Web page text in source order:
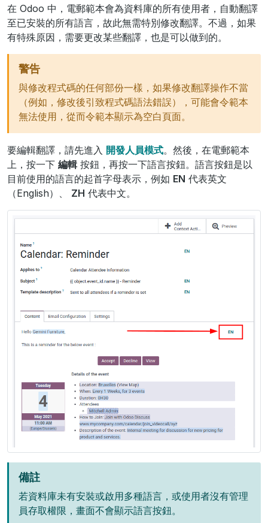
在 Odoo 中，電郵範本會為資料庫的所有使用者，自動翻譯
至已安裝的所有語言，故此無需特別修改翻譯。不過，如果
有特殊原因，需要更改某些翻譯，也是可以做到的。
警告
與修改程式碼的任何部份一樣，如果修改翻譯操作不當
（例如，修改後引致程式碼語法錯誤），可能會令範本
無法使用，從而令範本顯示為空白頁面。
要編輯翻譯，請先進入 開發人員模式。然後，在電郵範本
上，按一下 編輯按鈕，再按一下語言按鈕。語言按鈕是以
目前使用的語言的起首字母表示，例如 EN 代表英文
（English）、 ZH 代表中文。
備註
若資料庫未有安裝或啟用多種語言，或使用者沒有管理
員存取權限，畫面不會顯示語言按鈕。